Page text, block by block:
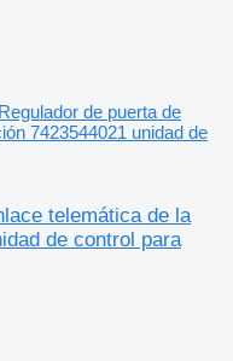
de puerta de
7423544021 unidad de
telemática de la
de control para